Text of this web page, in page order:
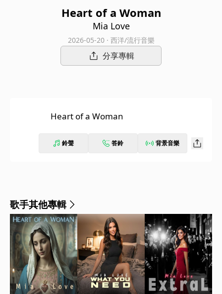
Heart of a Woman
Mia Love
2026-05-20 · 西洋/流行音樂
分享專輯
Heart of a Woman
鈴聲 答鈴 背景音樂
歌手其他專輯